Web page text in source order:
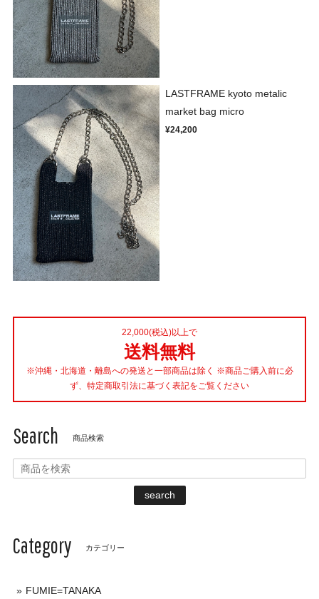
LASTFRAME kyoto metalic
market bag micro
¥24,200
22,000(税込)以上で
送料無料
※沖縄・北海道・離島への発送と一部商品は除く ※商品ご購入前に必
ず、特定商取引法に基づく表記をご覧ください
Search 商品検索
search
Category カテゴリー
FUMIE=TANAKA